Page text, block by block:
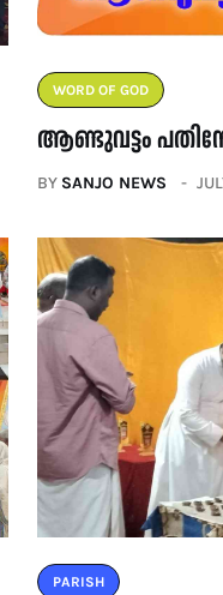
WORD OF GOD
ആണ്ടുവട്ടം
BY SANJO NEWS
PARISH